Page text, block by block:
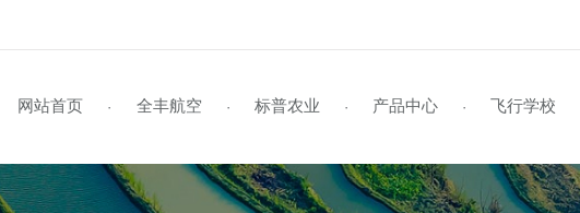
网站首页 · 全丰航空 · 标普农业 产品中心 ·